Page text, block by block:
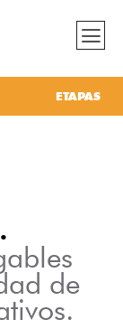
ETAPAS
de